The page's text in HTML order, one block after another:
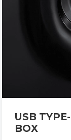
USB
BOX